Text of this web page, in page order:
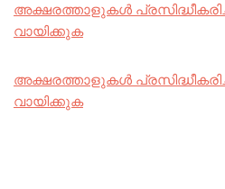
അക്ഷരത്താളുകൾ
വായിക്കുക
അക്ഷരത്താളുകൾ
വായിക്കുക